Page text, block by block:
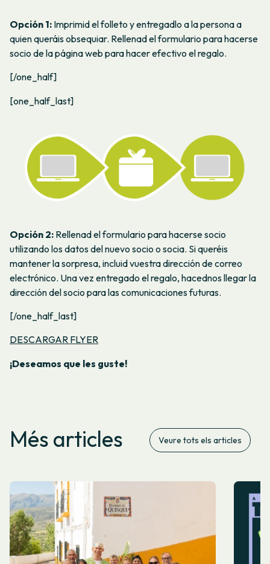
Opción 1: Imprimid el folleto y entregadlo a la persona a
quien queráis obsequiar. Rellenad el formulario para hacerse
socio de la página web para hacer efectivo el regalo.
[/one_half]
[one_half_last]
Opción 2: Rellenad el formulario para hacerse socio
utilizando los datos del nuevo socio o socia. Si queréis
mantener la sorpresa, incluid vuestra dirección de correo
electrónico. Una vez entregado el regalo, hacednos llegar la
dirección del socio para las comunicaciones futuras.
[/one_half_last]
DESCARGAR FLYER
¡Deseamos que les guste!
Més articles Veure tots els articles